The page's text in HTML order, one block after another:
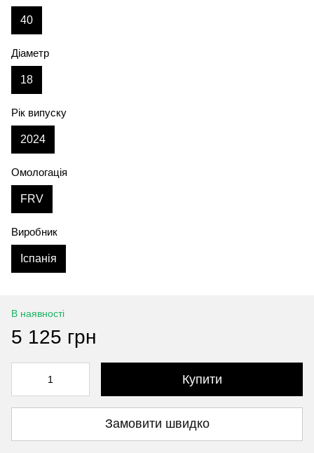
40
Діаметр
18
Рік випуску
2024
Омологація
FRV
Виробник
Іспанія
В наявності
5 125 грн
Купити
Замовити швидко